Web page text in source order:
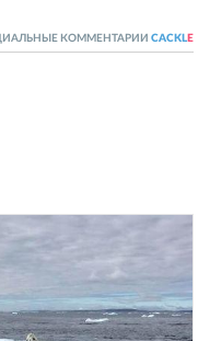
КОММЕНТАРИИ CACKL E